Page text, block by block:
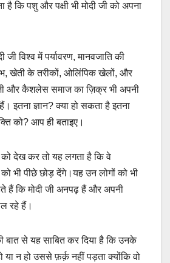
कि पशु और पक्षी भी मोदी जी को अपना
विश्व में पर्यावरण, मानवजाति की
खेती के तरीकों, ओलिंपिक खेलों, और
और कैशलेस समाज का ज़िक्र भी अपनी
इतना ज्ञान? क्या हो सकता है इतना
को? आप ही बताइए।
को देख कर तो यह लगता है कि वे
को भी पीछे छोड़ देंगे।यह उन लोगों को भी
हैं कि मोदी जी अनपढ़ हैं और अपनी
रहे हैं।
बात से यह साबित कर दिया है कि उनके
या न हो उससे फ़र्क़ नहीं पड़ता क्योंकि वो